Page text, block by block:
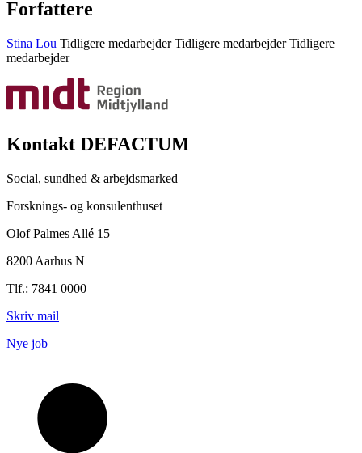
Forfattere
Stina Lou Tidligere medarbejderTidligere medarbejderTidligere
medarbejder
Kontakt DEFACTUM
Social, sundhed & arbejdsmarked
Forsknings- og konsulenthuset
Olof Palmes Allé 15
8200 Aarhus N
Tlf.: 7841 0000
Skriv mail
Nye job